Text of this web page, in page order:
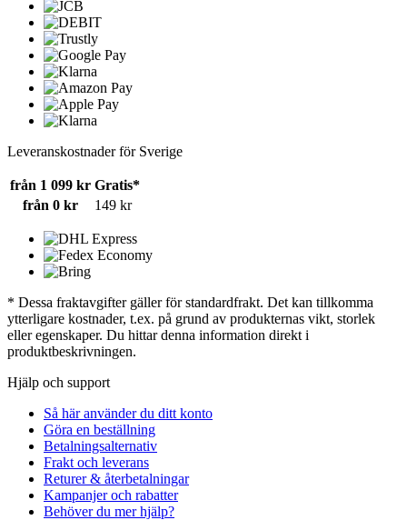
Leveranskostnader för Sverige
från 1 099 kr Gratis*
från 0 kr
149 kr
* Dessa fraktavgifter gäller för standardfrakt. Det kan tillkomma
ytterligare kostnader, t.ex. på grund av produkternas vikt, storlek
eller egenskaper. Du hittar denna information direkt i
produktbeskrivningen.
Hjälp och support
Så här använder du ditt konto
Göra en beställning
Betalningsalternativ
Frakt och leverans
Returer & återbetalningar
Kampanjer och rabatter
Behöver du mer hjälp?